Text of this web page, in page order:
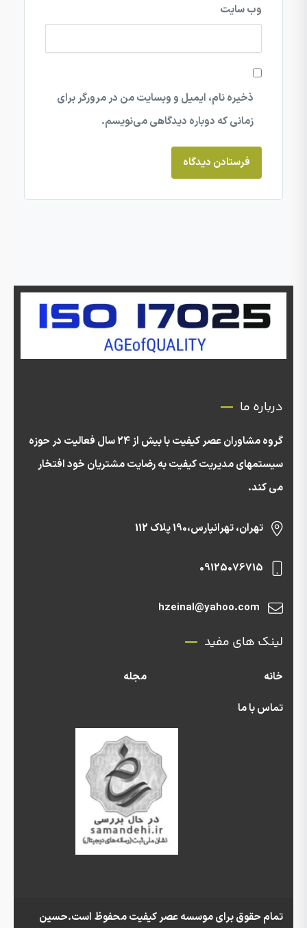
وب‌ سایت
ذخیره نام، ایمیل و وبسایت من در مرورگر برای
زمانی که دوباره دیدگاهی می‌نویسم.
درباره ما
گروه مشاوران عصر کیفیت با بیش از 24 سال فعالیت در حوزه
سیستمهای مدیریت کیفیت به رضایت مشتریان خود افتخار
می کند.
تهران، تهرانپارس،190 پلاک 112
09125076715
hzeinal@yahoo.com
لینک های مفید
خانه
مجله
تماس با ما
تمام حقوق برای موسسه عصر کیفیت محفوظ است.حسین